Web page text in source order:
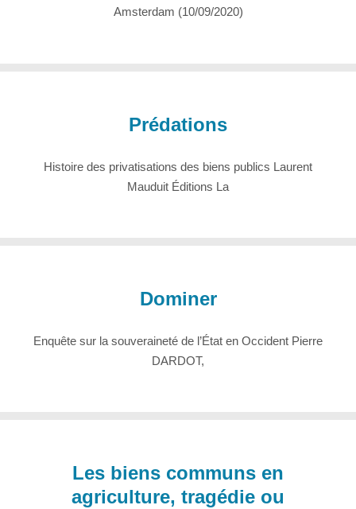
Amsterdam (10/09/2020)
Prédations
Histoire des privatisations des biens publics Laurent
Mauduit Éditions La
Dominer
Enquête sur la souveraineté de l’État en Occident Pierre
DARDOT,
Les biens communs en
agriculture, tragédie ou